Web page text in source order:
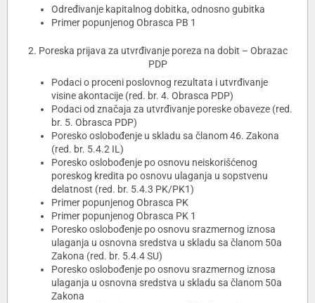
Određivanje kapitalnog dobitka, odnosno gubitka
Primer popunjenog Obrasca PB 1
2. Poreska prijava za utvrđivanje poreza na dobit – Obrazac
PDP
Podaci o proceni poslovnog rezultata i utvrđivanje
visine akontacije (red. br. 4. Obrasca PDP)
Podaci od značaja za utvrđivanje poreske obaveze (red.
br. 5. Obrasca PDP)
Poresko oslobođenje u skladu sa članom 46. Zakona
(red. br. 5.4.2 IL)
Poresko oslobođenje po osnovu neiskorišćenog
poreskog kredita po osnovu ulaganja u sopstvenu
delatnost (red. br. 5.4.3 PK/PK1)
Primer popunjenog Obrasca PK
Primer popunjenog Obrasca PK 1
Poresko oslobođenje po osnovu srazmernog iznosa
ulaganja u osnovna sredstva u skladu sa članom 50a
Zakona (red. br. 5.4.4 SU)
Poresko oslobođenje po osnovu srazmernog iznosa
ulaganja u osnovna sredstva u skladu sa članom 50a
Zakona